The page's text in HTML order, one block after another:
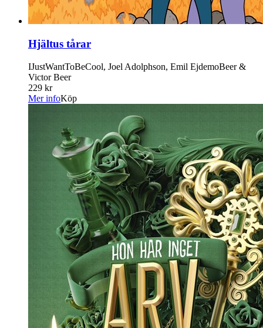
Hjältus tårar
IJustWantToBeCool, Joel Adolphson, Emil EjdemoBeer &
Victor Beer
229 kr
Mer infoKöp